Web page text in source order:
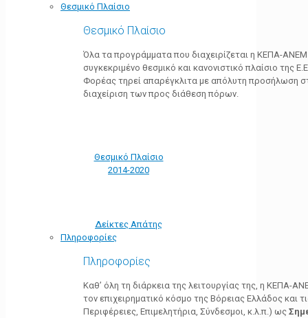
Θεσμικό Πλαίσιο
Θεσμικό Πλαίσιο
Όλα τα προγράμματα που διαχειρίζεται η ΚΕΠΑ-
συγκεκριμένο θεσμικό και κανονιστικό πλαίσιο της
Φορέας τηρεί απαρέγκλιτα με απόλυτη προσήλωση
διαχείριση των προς διάθεση πόρων.
Θεσμικό Πλαίσιο
2014-2020
Δείκτες Απάτης
Πληροφορίες
Πληροφορίες
Καθ’ όλη τη διάρκεια της λειτουργίας της, η ΚΕΠΑ-
τον επιχειρηματικό κόσμο της Βόρειας Ελλάδος και
Περιφέρειες, Επιμελητήρια, Σύνδεσμοι, κ.λ.π.) ως